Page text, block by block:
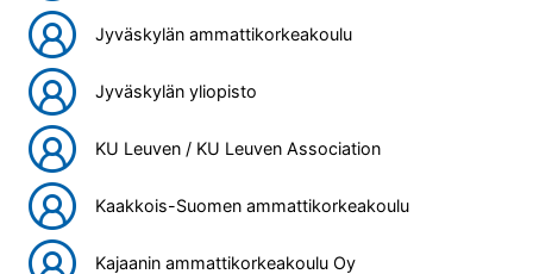
Jyväskylän ammattikorkeakoulu
Jyväskylän yliopisto
KU Leuven / KU Leuven Association
Kaakkois-Suomen ammattikorkeakoulu
Kajaanin ammattikorkeakoulu Oy